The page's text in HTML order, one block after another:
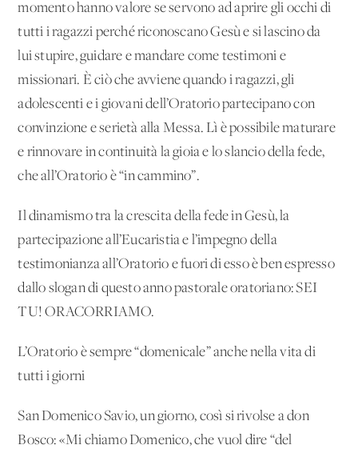
momento hanno valore se servono ad aprire gli occhi di
tutti i ragazzi perché riconoscano Gesù e si lascino da
lui stupire, guidare e mandare come testimoni e
missionari. È ciò che avviene quando i ragazzi, gli
adolescenti e i giovani dell’Oratorio partecipano con
convinzione e serietà alla Messa. Lì è possibile maturare
e rinnovare in continuità la gioia e lo slancio della fede,
che all’Oratorio è “in cammino”.
Il dinamismo tra la crescita della fede in Gesù, la
partecipazione all’Eucaristia e l’impegno della
testimonianza all’Oratorio e fuori di esso è ben espresso
dallo slogan di questo anno pastorale oratoriano: SEI
TU! ORACORRIAMO.
L’Oratorio è sempre “domenicale” anche nella vita di
tutti i giorni
San Domenico Savio, un giorno, così si rivolse a don
Bosco: «Mi chiamo Domenico, che vuol dire “del